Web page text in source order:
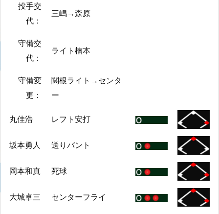
投手交
代：
三嶋→森原
守備交
代：
ライト楠本
守備変
更：
関根ライト→センタ
ー
丸佳浩 レフト安打
坂本勇人 送りバント
岡本和真 死球
大城卓三 センターフライ